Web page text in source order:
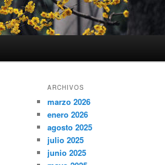
ARCHIVOS
marzo 2026
enero 2026
agosto 2025
julio 2025
junio 2025